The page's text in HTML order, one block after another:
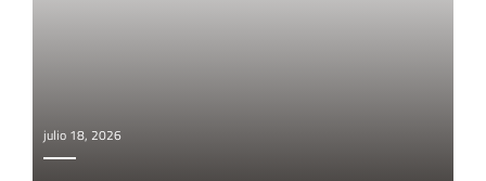
julio 18, 2026